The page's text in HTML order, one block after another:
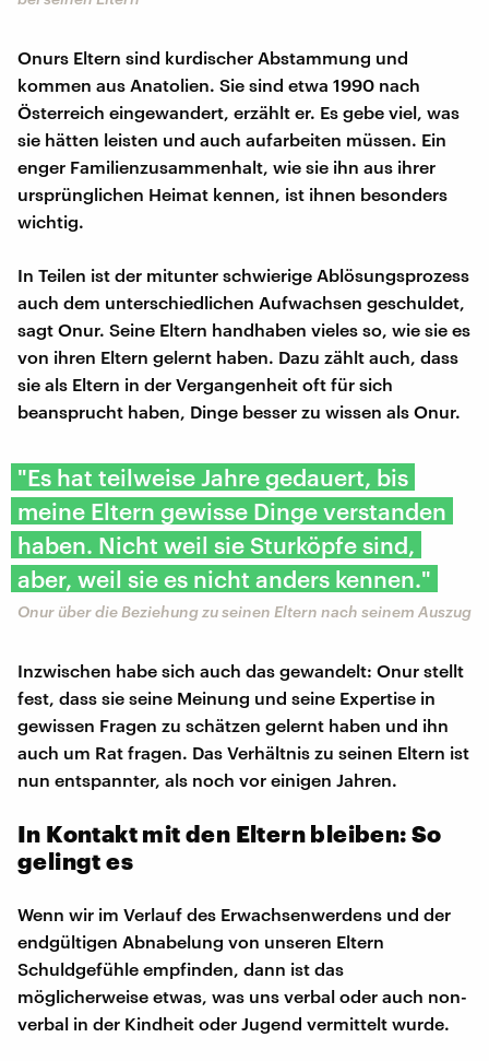
Onurs Eltern sind kurdischer Abstammung und
kommen aus Anatolien. Sie sind etwa 1990 nach
Österreich eingewandert, erzählt er. Es gebe viel, was
sie hätten leisten und auch aufarbeiten müssen. Ein
enger Familienzusammenhalt, wie sie ihn aus ihrer
ursprünglichen Heimat kennen, ist ihnen besonders
wichtig.
In Teilen ist der mitunter schwierige Ablösungsprozess
auch dem unterschiedlichen Aufwachsen geschuldet,
sagt Onur. Seine Eltern handhaben vieles so, wie sie es
von ihren Eltern gelernt haben. Dazu zählt auch, dass
sie als Eltern in der Vergangenheit oft für sich
beansprucht haben, Dinge besser zu wissen als Onur.
"Es hat teilweise Jahre gedauert, bis
meine Eltern gewisse Dinge verstanden
haben. Nicht weil sie Sturköpfe sind,
aber, weil sie es nicht anders kennen."
Onur über die Beziehung zu seinen Eltern nach seinem Auszug
Inzwischen habe sich auch das gewandelt: Onur stellt
fest, dass sie seine Meinung und seine Expertise in
gewissen Fragen zu schätzen gelernt haben und ihn
auch um Rat fragen. Das Verhältnis zu seinen Eltern ist
nun entspannter, als noch vor einigen Jahren.
In Kontakt mit den Eltern bleiben: So
gelingt es
Wenn wir im Verlauf des Erwachsenwerdens und der
endgültigen Abnabelung von unseren Eltern
Schuldgefühle empfinden, dann ist das
möglicherweise etwas, was uns verbal oder auch non-
verbal in der Kindheit oder Jugend vermittelt wurde.